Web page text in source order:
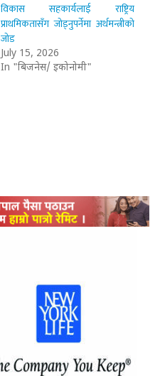
विकास सहकार्यलाई राष्ट्रिय
प्राथमिकतासँग जोड्नुपर्नेमा अर्थमन्त्रीको
जोड
July 15, 2026
In "बिजनेस/ इकोनोमी"